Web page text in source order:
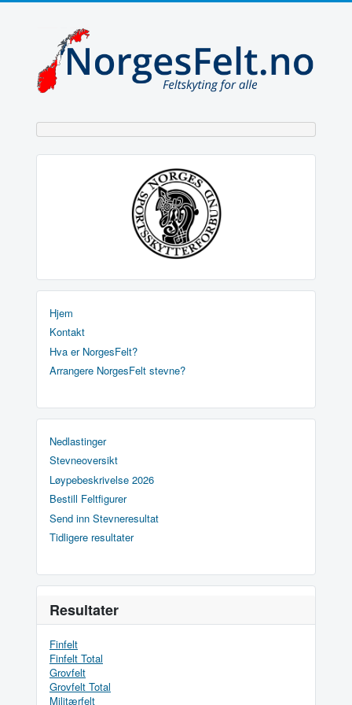
Hjem
Kontakt
Hva er NorgesFelt?
Arrangere NorgesFelt stevne?
Nedlastinger
Stevneoversikt
Løypebeskrivelse 2026
Bestill Feltfigurer
Send inn Stevneresultat
Tidligere resultater
Resultater
Finfelt
Finfelt Total
Grovfelt
Grovfelt Total
Militærfelt